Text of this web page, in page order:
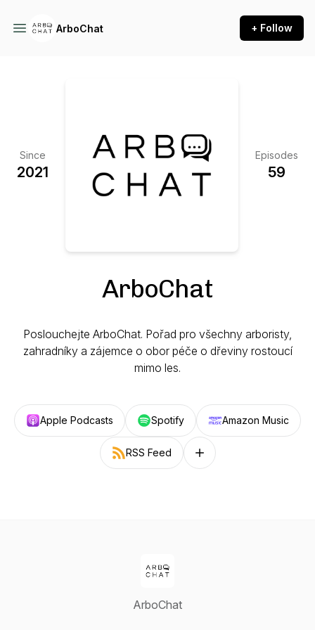
ArboChat + Follow
Since
2021
Episodes
59
ArboChat
Poslouchejte ArboChat. Pořad pro všechny arboristy,
zahradníky a zájemce o obor péče o dřeviny rostoucí
mimo les.
Apple Podcasts Spotify Amazon Music
RSS Feed Follow on other platforms
ArboChat